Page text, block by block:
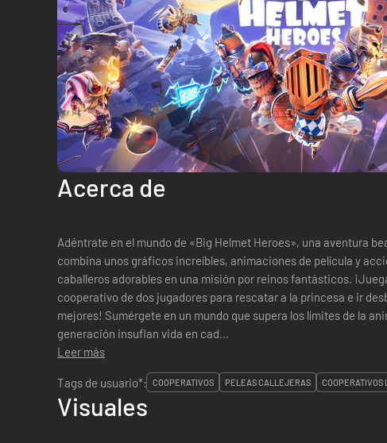
Acerca de
Adéntrate en el mundo de «Big Helmet Heroes», una aventura
combina unos gráficos increíbles, animaciones de película y
caballeros adorables en una misión por reinos fantásticos.
cooperativo de dos jugadores para rescatar a la princesa e ir
mejores! Sumérgete en un mundo que supera los límites de la animación. Gráficos de última
generación insuflan vida en cad...
Leer más
Tags de usuario*:
COOPERATIVOS PELEAS CALLEJERAS COOPERATIVOS
Visuales